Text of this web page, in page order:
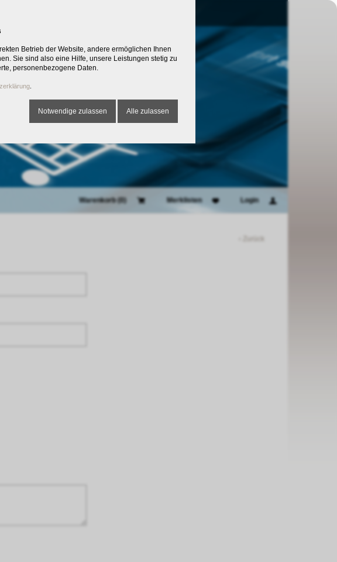
Warenkorb (0 Merklisten Login
Betrieb der Website, andere ermöglichen Ihnen
Sie sind also eine Hilfe, unsere Leistungen stetig zu
personenbezogene Daten.
Notwendige zulassen Alle zulassen